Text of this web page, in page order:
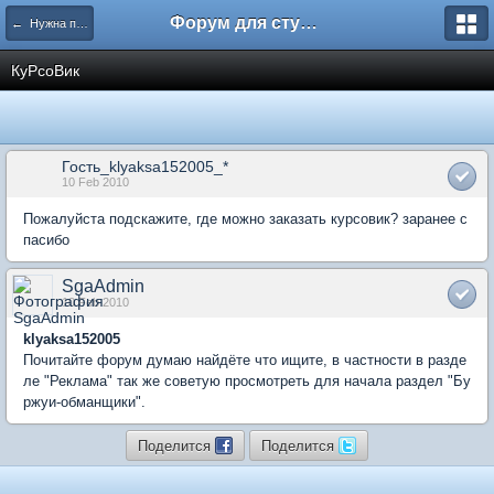
← Нужна помощь Форум для студента СГА
КуРсоВик
Гость_klyaksa152005_*
10 Feb 2010
Пожалуйста подскажите, где можно заказать курсовик? заранее с
пасибо
SgaAdmin
10 Feb 2010
klyaksa152005
Почитайте форум думаю найдёте что ищите, в частности в разде
ле "Реклама" так же советую просмотреть для начала раздел "Бу
ржуи-обманщики".
Поделится Поделится